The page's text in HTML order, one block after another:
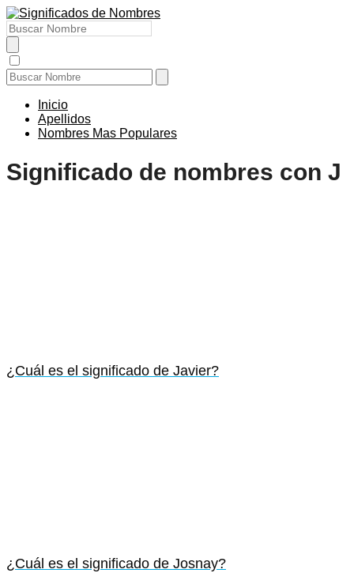
Inicio
Apellidos
Nombres Mas Populares
Significado de nombres con J
¿Cuál es el significado de Javier?
¿Cuál es el significado de Josnay?